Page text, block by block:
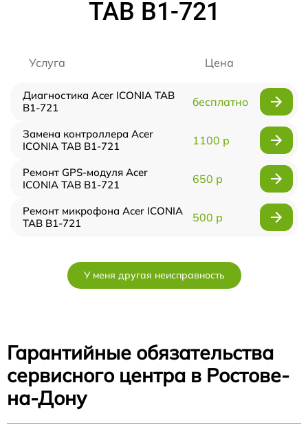
TAB B1-721
Услуга Цена
Диагностика Acer ICONIA TAB
B1-721
бесплатно
Замена контроллера Acer
ICONIA TAB B1-721
1100 р
Ремонт GPS-модуля Acer
ICONIA TAB B1-721
650 р
Ремонт микрофона Acer ICONIA
TAB B1-721
500 р
У меня другая неисправность
Гарантийные обязательства
сервисного центра в Ростове-
на-Дону